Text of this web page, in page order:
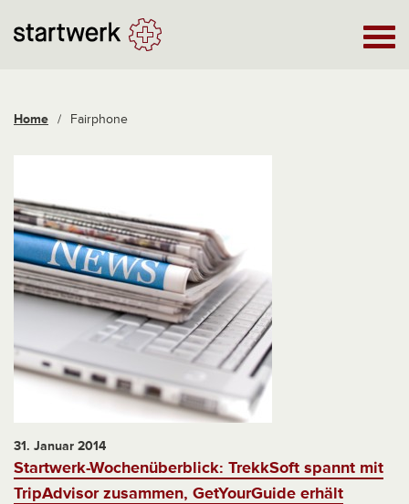
Home / Fairphone
31. Januar 2014
Startwerk-Wochenüberblick: TrekkSoft spannt mit
TripAdvisor zusammen, GetYourGuide erhält